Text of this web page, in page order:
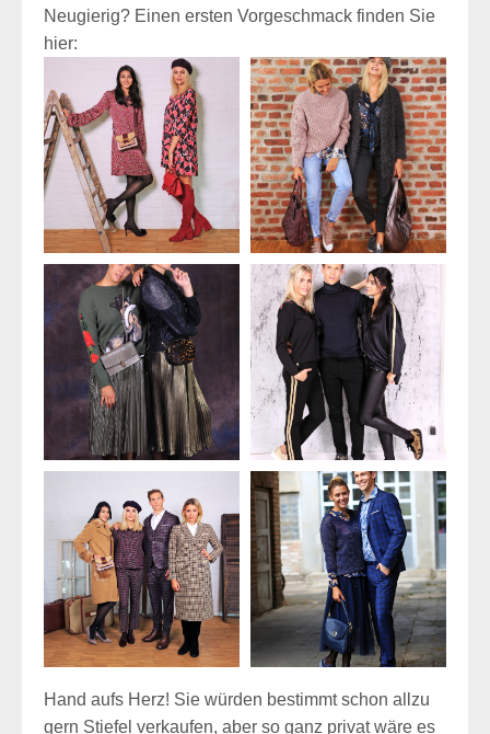
Neugierig? Einen ersten Vorgeschmack finden Sie
hier:
Hand aufs Herz! Sie würden bestimmt schon allzu
gern Stiefel verkaufen, aber so ganz privat wäre es